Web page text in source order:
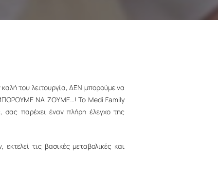
του λειτουργία, ΔΕΝ μπορούμε να
ΜΠΟΡΟΥΜΕ ΝΑ ΖΟΥΜΕ…! Το Medi Family
σας παρέχει έναν πλήρη έλεγχο της
τις βασικές μεταβολικές και